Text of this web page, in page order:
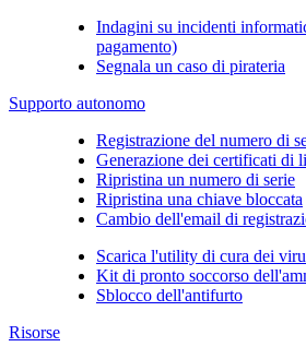
Indagini su incidenti
pagamento)
Segnala un caso di pirateria
Supporto autonomo
Registrazione del numero di
Generazione dei certificati di
Ripristina un numero di serie
Ripristina una chiave bloccata
Cambio dell'email di
Scarica l'utility di cura dei
Kit di pronto soccorso
Sblocco dell'antifurto
Risorse